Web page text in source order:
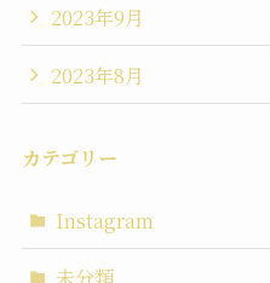
2023年9月
2023年8月
カテゴリー
Instagram